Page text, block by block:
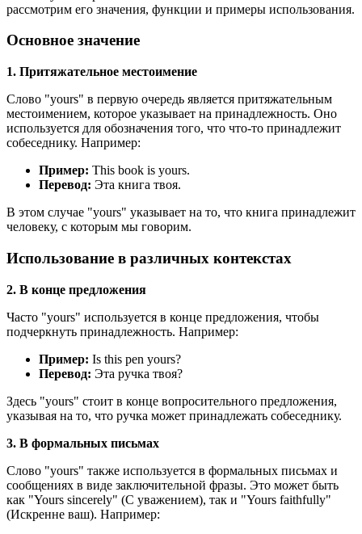
рассмотрим его значения, функции и примеры использования.
Основное значение
1. Притяжательное местоимение
Слово "yours" в первую очередь является притяжательным
местоимением, которое указывает на принадлежность. Оно
используется для обозначения того, что что-то принадлежит
собеседнику. Например:
Пример: This book is yours.
Перевод: Эта книга твоя.
В этом случае "yours" указывает на то, что книга принадлежит
человеку, с которым мы говорим.
Использование в различных контекстах
2. В конце предложения
Часто "yours" используется в конце предложения, чтобы
подчеркнуть принадлежность. Например:
Пример: Is this pen yours?
Перевод: Эта ручка твоя?
Здесь "yours" стоит в конце вопросительного предложения,
указывая на то, что ручка может принадлежать собеседнику.
3. В формальных письмах
Слово "yours" также используется в формальных письмах и
сообщениях в виде заключительной фразы. Это может быть
как "Yours sincerely" (С уважением), так и "Yours faithfully"
(Искренне ваш). Например: